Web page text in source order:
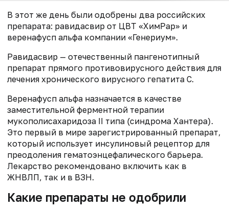
В этот же день были одобрены два российских
препарата: равидасвир от ЦВТ «ХимРар» и
веренафусп альфа компании «Генериум».
Равидасвир — отечественный пангенотипный
препарат прямого противовирусного действия для
лечения хронического вирусного гепатита С.
Веренафусп альфа назначается в качестве
заместительной ферментной терапии
мукополисахаридоза II типа (синдрома Хантера).
Это первый в мире зарегистрированный препарат,
который использует инсулиновый рецептор для
преодоления гематоэнцефалического барьера.
Лекарство рекомендовано включить как в
ЖНВЛП, так и в ВЗН.
Какие препараты не одобрили